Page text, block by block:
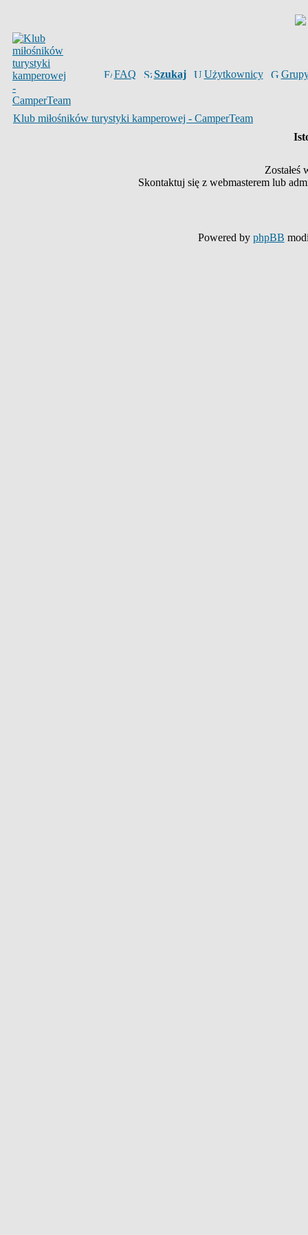
FAQ Szukaj Użytkownicy
Klub miłośników turystyki kamperowej - CamperTeam
Zostałeś
Skontaktuj się z webmasterem lub
Powered by phpBB